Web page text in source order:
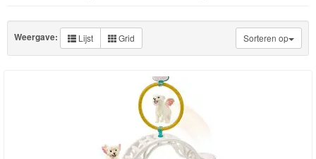
Schleich
Sorteren op
Weergave: Lijst Grid